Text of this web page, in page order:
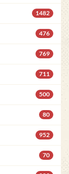
1482
476
769
711
500
80
952
70